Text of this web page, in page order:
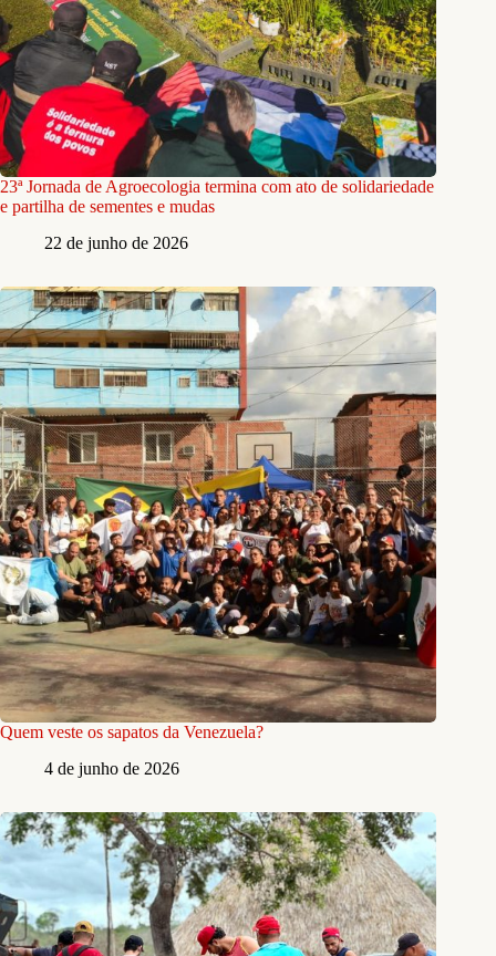
23ª Jornada de Agroecologia termina com ato de solidariedade
e partilha de sementes e mudas
22 de junho de 2026
Quem veste os sapatos da Venezuela?
4 de junho de 2026